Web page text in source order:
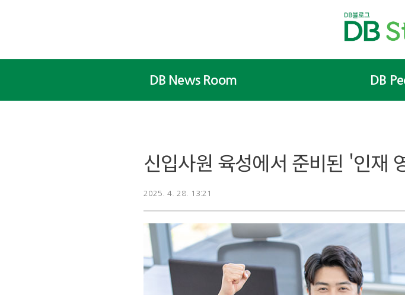
DB News Room DB
신입사원 육성에서 준비된 '인재
2025. 4. 28. 13:21